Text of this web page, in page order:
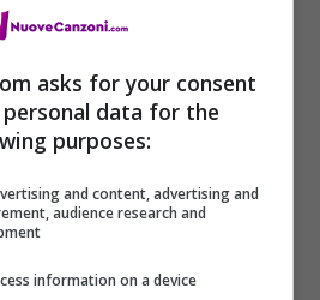
asks for your consent
data for the
purposes:
and content, advertising and
audience research and
information on a device